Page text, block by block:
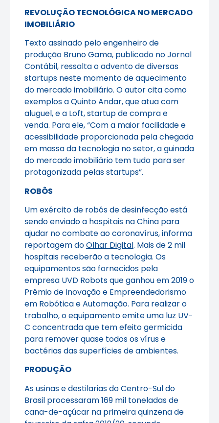
REVOLUÇÃO TECNOLÓGICA NO MERCADO
IMOBILIÁRIO
Texto assinado pelo engenheiro de
produção Bruno Gama, publicado no Jornal
Contábil, ressalta o advento de diversas
startups neste momento de aquecimento
do mercado imobiliário. O autor cita como
exemplos a Quinto Andar, que atua com
aluguel, e a Loft, startup de compra e
venda. Para ele, “Com a maior facilidade e
acessibilidade proporcionada pela chegada
em massa da tecnologia no setor, a guinada
do mercado imobiliário tem tudo para ser
protagonizada pelas startups”.
ROBÔS
Um exército de robôs de desinfecção está
sendo enviado a hospitais na China para
ajudar no combate ao coronavírus, informa
reportagem doOlhar Digital. Mais de 2 mil
hospitais receberão a tecnologia. Os
equipamentos são fornecidos pela
empresa UVD Robots que ganhou em 2019 o
Prêmio de Inovação e Empreendedorismo
em Robótica e Automação. Para realizar o
trabalho, o equipamento emite uma luz UV-
C concentrada que tem efeito germicida
para remover quase todos os vírus e
bactérias das superfícies de ambientes.
PRODUÇÃO
As usinas e destilarias do Centro-Sul do
Brasil processaram 169 mil toneladas de
cana-de-açúcar na primeira quinzena de